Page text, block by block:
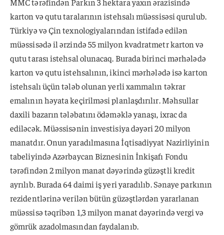
karton və qutu taralarının istehsalı müəssisəsi qurulub.
Türkiyə və Çin texnologiyalarından istifadə edilən
müəssisədə il ərzində 55 milyon kvadratmetr karton və
qutu tarası istehsal olunacaq. Burada birinci mərhələdə
karton və qutu istehsalının, ikinci mərhələdə isə karton
istehsalı üçün tələb olunan yerli xammalın təkrar
emalının həyata keçirilməsi planlaşdırılır. Məhsullar
daxili bazarın tələbatını ödəməklə yanaşı, ixrac da
ediləcək. Müəssisənin investisiya dəyəri 20 milyon
manatdır. Onun yaradılmasına İqtisadiyyat Nazirliyinin
tabeliyində Azərbaycan Biznesinin İnkişafı Fondu
tərəfindən 2 milyon manat dəyərində güzəştli kredit
ayrılıb. Burada 64 daimi iş yeri yaradılıb. Sənaye parkının
rezidentlərinə verilən bütün güzəştlərdən yararlanan
müəssisə təqribən 1,3 milyon manat dəyərində vergi və
gömrük azadolmasından faydalanıb.